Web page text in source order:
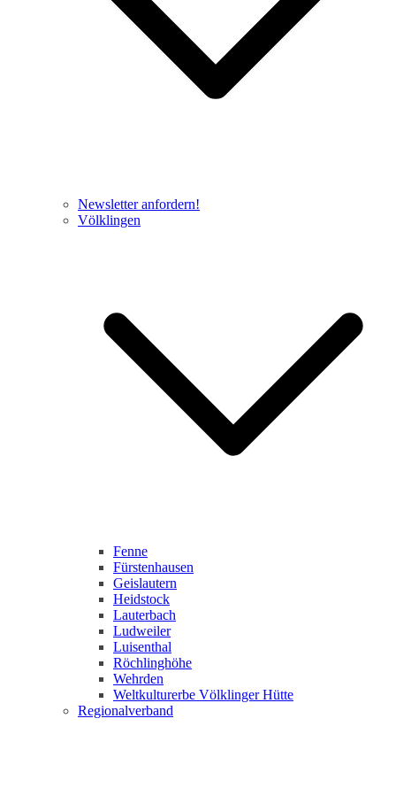
Newsletter anfordern!
Völklingen
Fenne
Fürstenhausen
Geislautern
Heidstock
Lauterbach
Ludweiler
Luisenthal
Röchlinghöhe
Wehrden
Weltkulturerbe Völklinger Hütte
Regionalverband